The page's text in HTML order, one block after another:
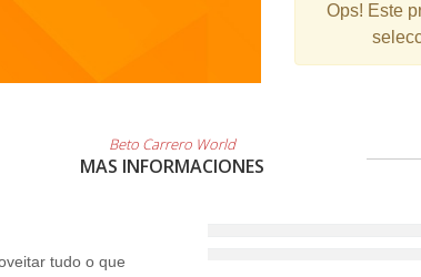
2
9
Ops! Este
Beto Carrero World
MAS INFORMACIONES
tudo o que